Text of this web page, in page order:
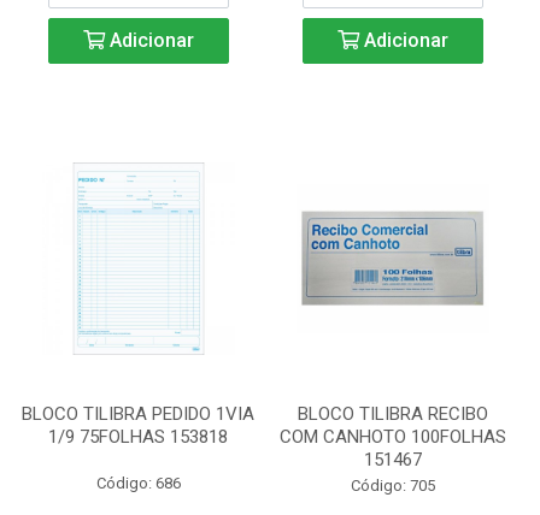
Adicionar Adicionar
BLOCO TILIBRA PEDIDO 1VIA
1/9 75FOLHAS 153818
Código: 686
BLOCO TILIBRA RECIBO
COM CANHOTO 100FOLHAS
151467
Código: 705